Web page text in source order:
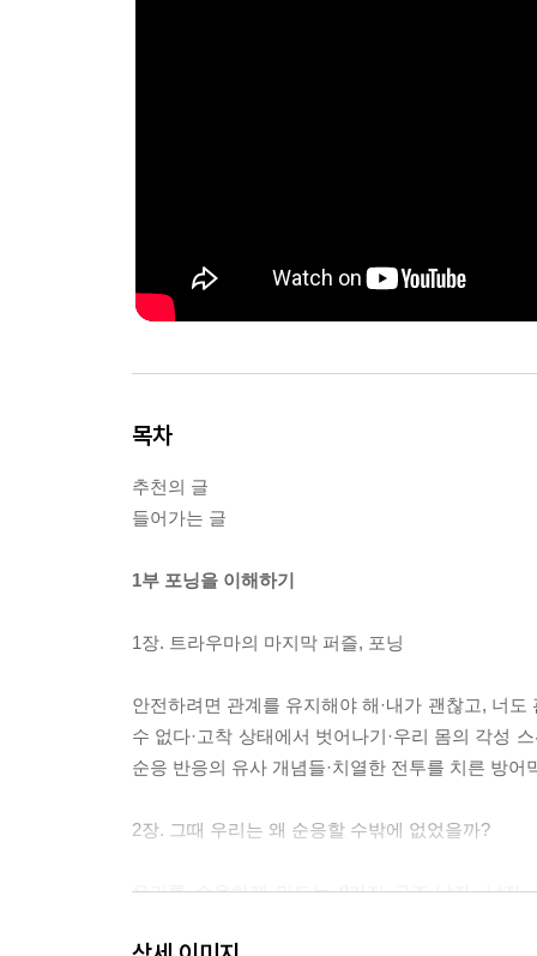
목차
추천의 글
들어가는 글
1부 포닝을 이해하기
1장. 트라우마의 마지막 퍼즐, 포닝
안전하려면 관계를 유지해야 해·내가 괜찮고, 너
수 없다·고착 상태에서 벗어나기·우리 몸의 각성
순응 반응의 유사 개념들·치열한 전투를 치른 방어
2장. 그때 우리는 왜 순응할 수밖에 없었을까?
우리를 순응하게 만드는 8가지 구조·남자, 남자,